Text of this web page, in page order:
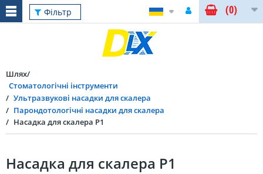
Фільтр (0)
Шлях
Стоматологічні інструменти
Ультразвукові насадки для скалера
Парондотологічні насадки для скалера
Насадка для скалера P1
Насадка для скалера P1